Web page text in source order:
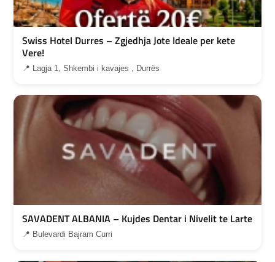
Swiss Hotel Durres – Zgjedhja Jote Ideale per kete
Vere!
📍 Lagja 1, Shkembi i kavajes , Durrës
SAVADENT ALBANIA – Kujdes Dentar i Nivelit te Larte
📍 Bulevardi Bajram Curri